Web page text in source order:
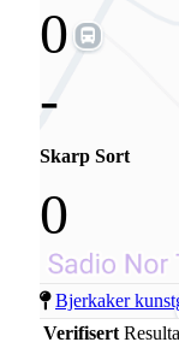
0
-
Skarp Sort
0
Bjerkaker
Verifisert